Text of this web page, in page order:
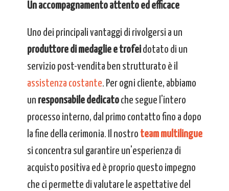
Un accompagnamento attento ed efficace
Uno dei principali vantaggi di rivolgersi a un
produttore di medaglie e trofeidotato di un
servizio post-vendita ben strutturato è il
assistenza costante. Per ogni cliente, abbiamo
un responsabile dedicatoche segue l'intero
processo interno, dal primo contatto fino a dopo
la fine della cerimonia. Il nostro team multilingue
si concentra sul garantire un'esperienza di
acquisto positiva ed è proprio questo impegno
che ci permette di valutare le aspettative del